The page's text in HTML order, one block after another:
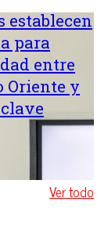
para
entre
Oriente y
Ver todo